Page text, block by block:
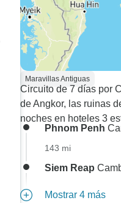
Maravillas Antiguas
Circuito de 7 días por
de Angkor, las ruinas
noches en hoteles 3
Phnom Penh
143 mi
Siem Reap
Mostrar 4 más